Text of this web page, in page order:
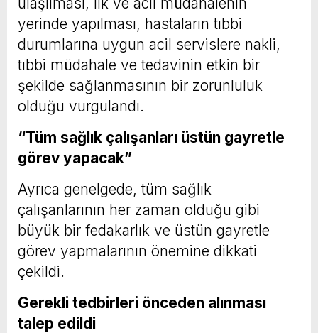
yerinde yapılması, hastaların tıbbi
durumlarına uygun acil servislere nakli,
tıbbi müdahale ve tedavinin etkin bir
şekilde sağlanmasının bir zorunluluk
olduğu vurgulandı.
“Tüm sağlık çalışanları üstün gayretle
görev yapacak”
Ayrıca genelgede, tüm sağlık
çalışanlarının her zaman olduğu gibi
büyük bir fedakarlık ve üstün gayretle
görev yapmalarının önemine dikkati
çekildi.
Gerekli tedbirleri önceden alınması
talep edildi